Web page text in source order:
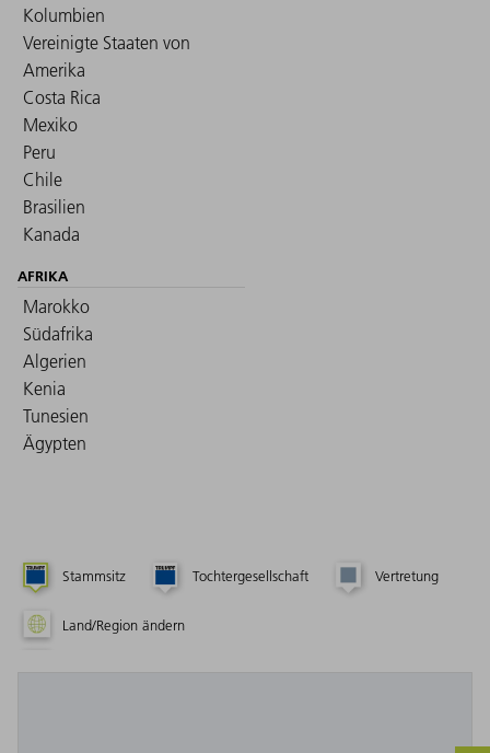
Kolumbien
Vereinigte Staaten von
Amerika
Costa Rica
Mexiko
Peru
Chile
Brasilien
Kanada
AFRIKA
Marokko
Südafrika
Algerien
Kenia
Tunesien
Ägypten
Stammsitz Tochtergesellschaft Vertretung
Land/Region ändern